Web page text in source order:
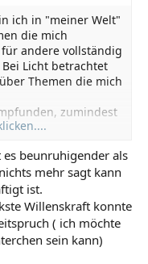
ich in "meiner Welt"
die mich
andere vollständig
Licht betrachtet
Themen die mich
zumindest
beunruhigender als
mehr sagt kann
ist.
Willenskraft konnte
( ich möchte
sein kann)